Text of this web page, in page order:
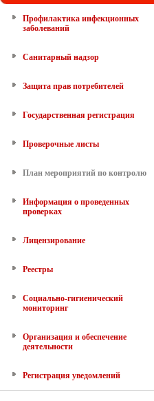
Профилактика инфекционных
заболеваний
Санитарный надзор
Защита прав потребителей
Государственная регистрация
Проверочные листы
План мероприятий по контролю
Информация о проведенных
проверках
Лицензирование
Реестры
Социально-гигиенический
мониторинг
Организация и обеспечение
деятельности
Регистрация уведомлений